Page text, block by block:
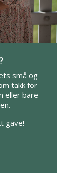
små og
takk for
eller bare
gave!